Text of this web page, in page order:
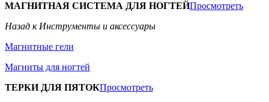
МАГНИТНАЯ СИСТЕМА ДЛЯ НОГТЕЙПросмотреть
Назад к Инструменты и аксессуары
Магнитные гели
Магниты для ногтей
ТЕРКИ ДЛЯ ПЯТОКПросмотреть